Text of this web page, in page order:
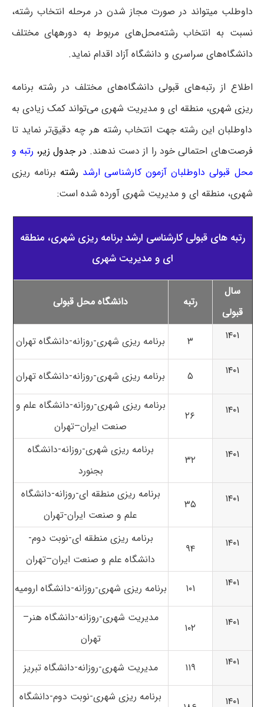
داوطلب می‎تواند در صورت مجاز شدن در مرحله انتخاب رشته،
نسبت به انتخاب رشته‌محل‌های مربوط به دوره‎های مختلف
دانشگاه‌های سراسری و دانشگاه آزاد اقدام نماید.
اطلاع از رتبه‌های قبولی دانشگاه‌های مختلف در رشته برنامه
ریزی شهری، منطقه ای و مدیریت شهری می‌تواند کمک زیادی به
داوطلبان این رشته جهت انتخاب رشته هر چه دقیق‌تر نماید تا
فرصت‌های احتمالی خود را از دست ندهند. در جدول زیر، رتبه و
محل قبولی داوطلبان آزمون کارشناسی ارشد رشته برنامه ریزی
شهری، منطقه ای و مدیریت شهری آورده شده است:
رتبه های قبولی کارشناسی ارشد برنامه ریزی شهری، منطقه
ای و مدیریت شهری
سال
قبولی
رتبه دانشگاه محل قبولی
۱۴۰۱ ۳ برنامه ریزی شهری-روزانه-دانشگاه تهران
۱۴۰۱
۵ برنامه ریزی شهری-روزانه-دانشگاه تهران
۱۴۰۱ ۲۶
برنامه ریزی شهری-روزانه-دانشگاه علم و
صنعت ایران–تهران
۱۴۰۱
۳۲
برنامه ریزی شهری-روزانه-دانشگاه
بجنورد
۱۴۰۱
۳۵
برنامه ریزی منطقه ای-روزانه-دانشگاه
علم و صنعت ایران-تهران
۱۴۰۱
۹۴
برنامه ریزی منطقه ای-نوبت دوم-
دانشگاه علم و صنعت ایران–تهران
۱۴۰۱
۱۰۱ برنامه ریزی شهری-روزانه-دانشگاه ارومیه
۱۴۰۱ ۱۰۲
مدیریت شهری-روزانه-دانشگاه هنر–
تهران
۱۴۰۱
۱۱۹ مدیریت شهری-روزانه-دانشگاه تبریز
۱۴۰۱ برنامه ریزی شهری-نوبت دوم-دانشگاه